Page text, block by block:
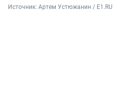
Источник: Артем Устюжанин / E1.RU